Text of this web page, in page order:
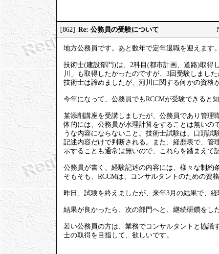
[862] Re: 公務員の受験について
地方公務員です。あと数年で定年退職を迎えます
技術士(建設部門)は、2科目(都市計画、道路)取得
川」も取得したかったのですが、3回受験しまし
技術士は諦めましたが、河川に関する何かの資格
今年になって、公務員でもRCCMが受験できると
某添削講座を受講しましたが、公務員であり管理
体的には、公務員が水理計算をすることは無いの
うな内容にならないこと。技術士試験は、口頭試
記述内容だけで判断される。また、経歴表で、管
示することも通常は無いので、これらを踏まえて
公務員が書く、経験記述の内容には、様々な制約
そもそも、RCCMは、コンサルタントのための資
昨日、試験を終えましたが、来年3月の結果で、
結果が良かったら、次の部門へと、継続研鑽をし
若い公務員の方は、業務でコンサルタントと協議
士の取得を目指して、欲しいです。